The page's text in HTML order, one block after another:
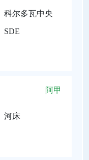
科尔多瓦中央
SDE
阿甲
河床